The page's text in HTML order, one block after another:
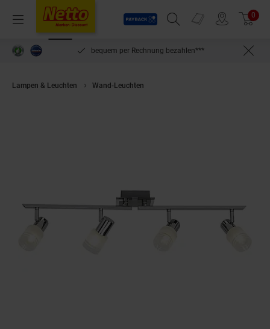
Menü
Payback
Suchfeld einblenden
Prospekte 0
bequem per Rechnung bezahlen***
Lampen & Leuchten Wand-Leuchten